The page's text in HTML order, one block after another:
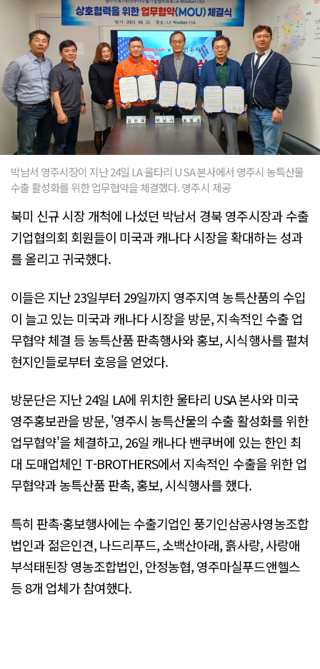
박남서 영주시장이 지난 24일 LA 울타리 USA 본사에서 영주시 농특산물
수출 활성화를 위한 업무협약을 체결했다. 영주시 제공
북미 신규 시장 개척에 나섰던 박남서 경북 영주시장과 수출
기업협의회 회원들이 미국과 캐나다 시장을 확대하는 성과
를 올리고 귀국했다.
이들은 지난 23일부터 29일까지 영주지역 농특산품의 수입
이 늘고 있는 미국과 캐나다 시장을 방문, 지속적인 수출 업
무협약 체결 등 농특산품 판촉행사와 홍보, 시식행사를 펼쳐
현지인들로부터 호응을 얻었다.
방문단은 지난 24일 LA에 위치한 울타리 USA 본사와 미국
영주홍보관을 방문, '영주시 농특산물의 수출 활성화를 위한
업무협약'을 체결하고, 26일 캐나다 밴쿠버에 있는 한인 최
대 도매업체인 T-BROTHERS에서 지속적인 수출을 위한 업
무협약과 농특산품 판촉, 홍보, 시식행사를 했다.
특히 판촉·홍보행사에는 수출기업인 풍기인삼공사영농조합
법인과 젊은인견, 나드리푸드, 소백산아래, 흙사랑, 사랑애
부석태된장 영농조합법인, 안정농협, 영주마실푸드앤헬스
등 8개 업체가 참여했다.